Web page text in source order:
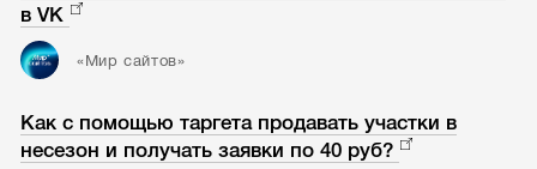
в VK
«Мир сайтов»
Как с помощью таргета продавать участки в
несезон и получать заявки по 40 руб?